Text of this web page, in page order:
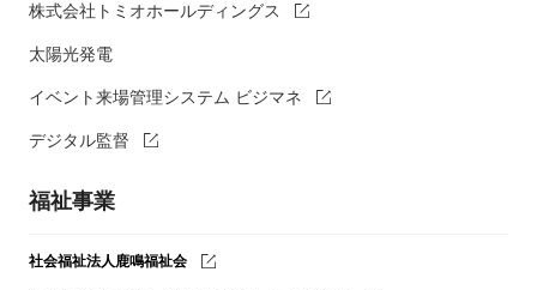
株式会社トミオホールディングス
太陽光発電
イベント来場管理システム ビジマネ
デジタル監督
福祉事業
社会福祉法人鹿鳴福祉会